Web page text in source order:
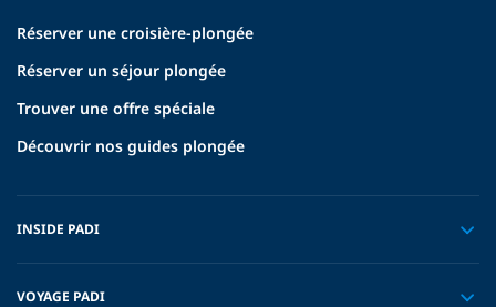
Réserver une croisière-plongée
Réserver un séjour plongée
Trouver une offre spéciale
Découvrir nos guides plongée
INSIDE PADI
VOYAGE PADI